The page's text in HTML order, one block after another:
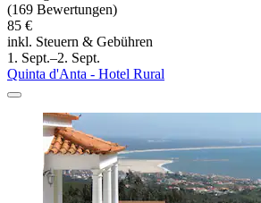
(169 Bewertungen)
85 €
inkl. Steuern & Gebühren
1. Sept.–2. Sept.
Quinta d'Anta - Hotel Rural